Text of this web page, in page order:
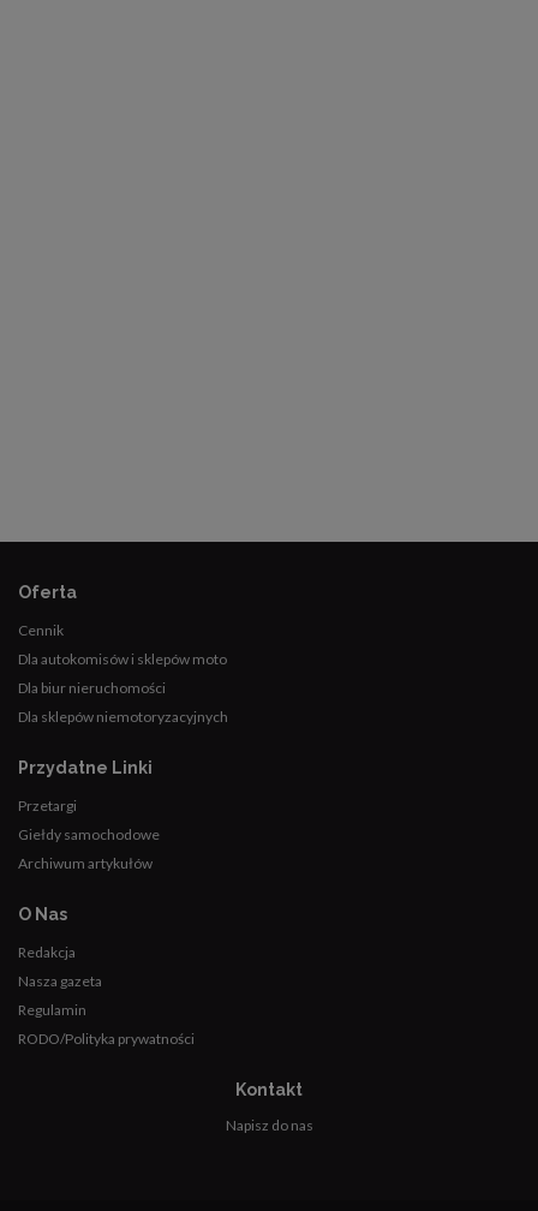
Oferta
Cennik
Dla autokomisów i sklepów moto
Dla biur nieruchomości
Dla sklepów niemotoryzacyjnych
Przydatne Linki
Przetargi
Giełdy samochodowe
Archiwum artykułów
O Nas
Redakcja
Nasza gazeta
Regulamin
RODO/Polityka prywatności
Kontakt
Napisz do nas